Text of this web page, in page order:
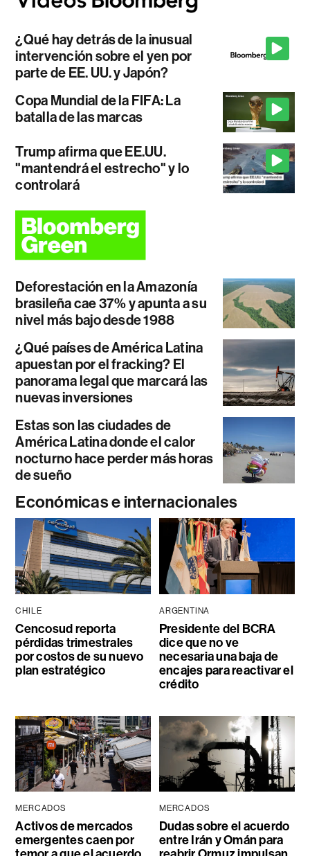
¿Qué hay detrás de la inusual
intervención sobre el yen por
parte de EE. UU. y Japón?
Copa Mundial de la FIFA: La
batalla de las marcas
Trump afirma que EE.UU.
"mantendrá el estrecho" y lo
controlará
Deforestación en la Amazonía
brasileña cae 37% y apunta a su
nivel más bajo desde 1988
¿Qué países de América Latina
apuestan por el fracking? El
panorama legal que marcará las
nuevas inversiones
Estas son las ciudades de
América Latina donde el calor
nocturno hace perder más horas
de sueño
Económicas e internacionales
CHILE
Cencosud reporta
pérdidas trimestrales
por costos de su nuevo
plan estratégico
ARGENTINA
Presidente del BCRA
dice que no ve
necesaria una baja de
encajes para reactivar el
crédito
MERCADOS
Activos de mercados
emergentes caen por
MERCADOS
Dudas sobre el acuerdo
entre Irán y Omán para